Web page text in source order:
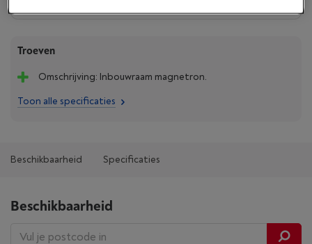
Troeven
Omschrijving: Inbouwraam magnetron.
Toon alle specificaties
Beschikbaarheid Specificaties
Beschikbaarheid